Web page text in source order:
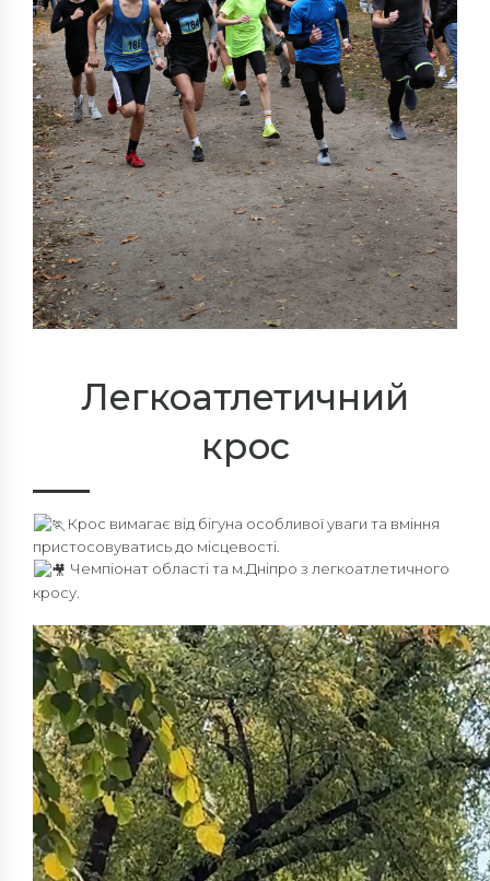
Легкоатлетичний
крос
Крос вимагає від бігуна особливої уваги та вміння
пристосовуватись до місцевості.
Чемпіонат області та м.Дніпро з легкоатлетичного
кросу.